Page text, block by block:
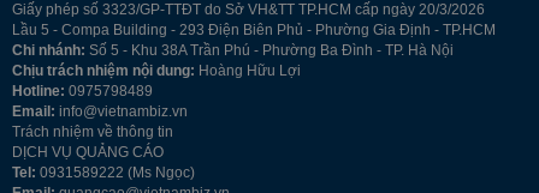
Giấy phép số 3323/GP-TTĐT do Sở VH&TT TP.HCM cấp ngày 20/3/2026
Lầu 5 - Compa Building - 293 Điện Biên Phủ - Phường Gia Định - TP.HCM
Chi nhánh: Số 5 - Khu 38A Trần Phú - Phường Ba Đình - TP. Hà Nội
Chịu trách nhiệm nội dung: Hoàng Hữu Lợi
Hotline: 0975798489
Email: info@vietnambiz.vn
Trách nhiệm về thông tin
DỊCH VỤ QUẢNG CÁO
Tel: 0931589222 (Ms Ngọc)